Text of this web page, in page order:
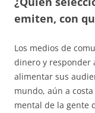
emiten, con
Los medios de
dinero y responder
alimentar sus
mundo, aún a
mental de la gente